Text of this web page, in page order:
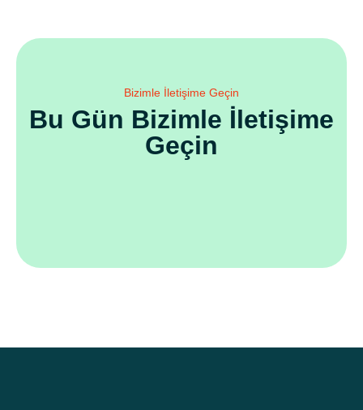
Bizimle İletişime Geçin
Bu Gün Bizimle İletişime
Geçin